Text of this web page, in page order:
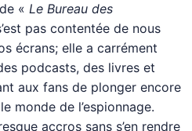
« Le Bureau des
pas contentée de nous
écrans; elle a carrément
podcasts, des livres et
aux fans de plonger encore
monde de l’espionnage.
accros sans s’en rendre